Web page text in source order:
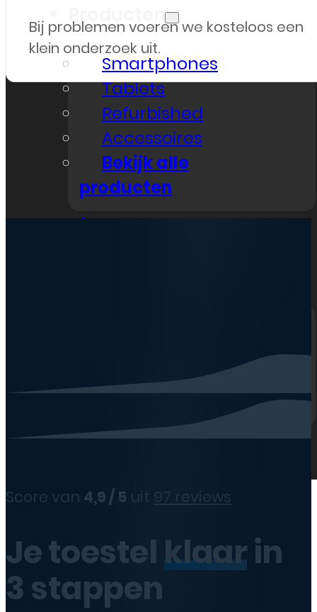
Producten
Smartphones
Tablets
Refurbished
Accessoires
Bekijk alle
producten
Nieuws
Veelgestelde vragen
Openingstijden
Bij problemen voeren we kosteloos een
klein onderzoek uit.
Score van 4,9 / 5 97 reviews
Je toestelklaarin
3 stappen